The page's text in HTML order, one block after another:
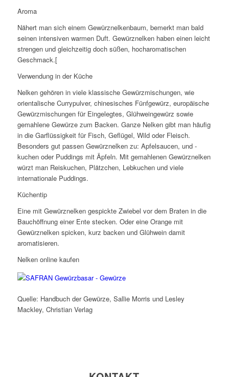
Aroma
Nähert man sich einem Gewürznelkenbaum, bemerkt man bald
seinen intensiven warmen Duft. Gewürznelken haben einen leicht
strengen und gleichzeitig doch süßen, hocharomatischen
Geschmack.[
Verwendung in der Küche
Nelken gehören in viele klassische Gewürzmischungen, wie
orientalische Currypulver, chinesisches Fünfgewürz, europäische
Gewürzmischungen für Eingelegtes, Glühweingewürz sowie
gemahlene Gewürze zum Backen. Ganze Nelken gibt man häufig
in die Garflüssigkeit für Fisch, Geflügel, Wild oder Fleisch.
Besonders gut passen Gewürznelken zu: Apfelsaucen, und -
kuchen oder Puddings mit Äpfeln. Mit gemahlenen Gewürznelken
würzt man Reiskuchen, Plätzchen, Lebkuchen und viele
internationale Puddings.
Küchentip
Eine mit Gewürznelken gespickte Zwiebel vor dem Braten in die
Bauchöffnung einer Ente stecken. Oder eine Orange mit
Gewürznelken spicken, kurz backen und Glühwein damit
aromatisieren.
Nelken online kaufen
Quelle: Handbuch der Gewürze, Sallie Morris und Lesley
Mackley, Christian Verlag